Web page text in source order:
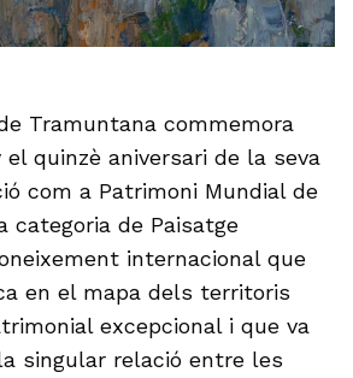
Tramuntana commemora
el quinzè aniversari de la seva
com a Patrimoni Mundial de
categoria de Paisatge
internacional que
en el mapa dels territoris
excepcional i que va
singular relació entre les